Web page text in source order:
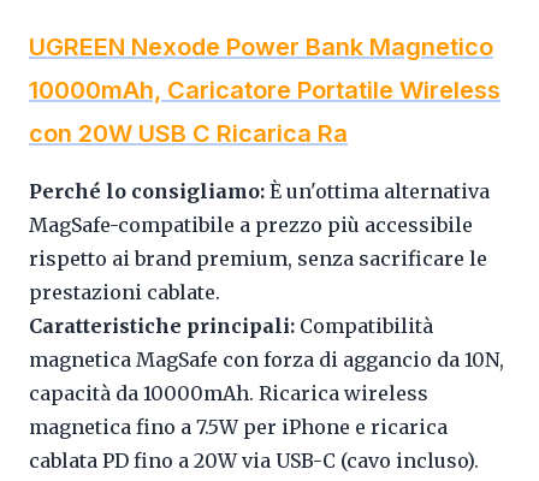
UGREEN Nexode Power Bank Magnetico
10000mAh, Caricatore Portatile Wireless
con 20W USB C Ricarica Ra
Perché lo consigliamo: È un'ottima alternativa
MagSafe-compatibile a prezzo più accessibile
rispetto ai brand premium, senza sacrificare le
prestazioni cablate.
Caratteristiche principali: Compatibilità
magnetica MagSafe con forza di aggancio da 10N,
capacità da 10000mAh. Ricarica wireless
magnetica fino a 7.5W per iPhone e ricarica
cablata PD fino a 20W via USB-C (cavo incluso).